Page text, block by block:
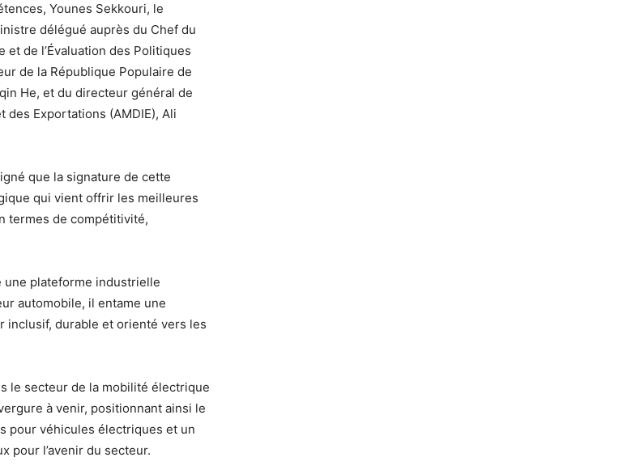
Younes Sekkouri, le
délégué auprès du Chef du
de l’Évaluation des Politiques
de la République Populaire de
He, et du directeur général de
des Exportations (AMDIE), Ali
que la signature de cette
qui vient offrir les meilleures
termes de compétitivité,
une plateforme industrielle
automobile, il entame une
inclusif, durable et orienté vers les
le secteur de la mobilité électrique
à venir, positionnant ainsi le
pour véhicules électriques et un
pour l’avenir du secteur.